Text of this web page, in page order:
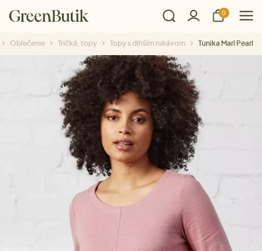
0
Oblečenie Tričká, topy Topy s dlhším rukávom Tunika Marl Pearl